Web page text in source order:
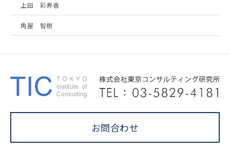
上田 彩寿香
角屋 智樹
お問合わせ